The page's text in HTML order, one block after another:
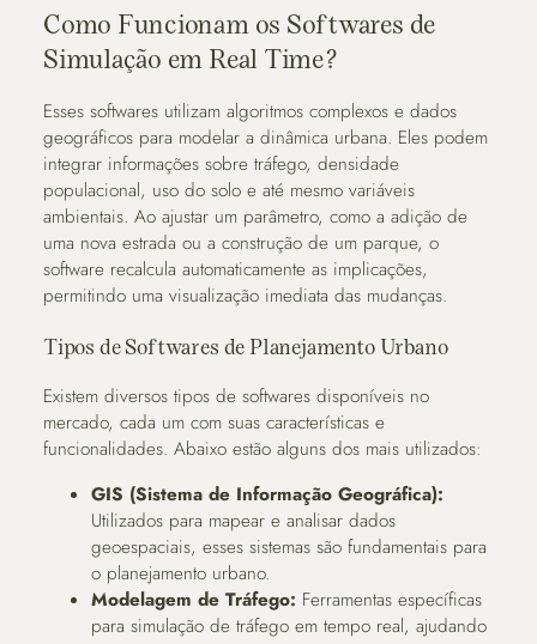
Como Funcionam os Softwares de
Simulação em Real Time?
Esses softwares utilizam algoritmos complexos e dados
geográficos para modelar a dinâmica urbana. Eles podem
integrar informações sobre tráfego, densidade
populacional, uso do solo e até mesmo variáveis
ambientais. Ao ajustar um parâmetro, como a adição de
uma nova estrada ou a construção de um parque, o
software recalcula automaticamente as implicações,
permitindo uma visualização imediata das mudanças.
Tipos de Softwares de Planejamento Urbano
Existem diversos tipos de softwares disponíveis no
mercado, cada um com suas características e
funcionalidades. Abaixo estão alguns dos mais utilizados:
GIS (Sistema de Informação Geográfica):
Utilizados para mapear e analisar dados
geoespaciais, esses sistemas são fundamentais para
o planejamento urbano.
Modelagem de Tráfego: Ferramentas específicas
para simulação de tráfego em tempo real, ajudando